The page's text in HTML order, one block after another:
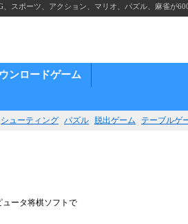
スポーツ、アクション、マリオ、パズル、麻雀が
ンロードゲーム
シューティング パズル 脱出ゲーム テーブルゲ
ータ将棋ソフトで